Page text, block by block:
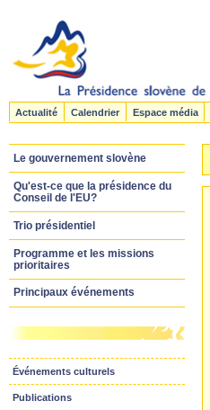
Actualité Calendrier Espace média
Le gouvernement slovène
Qu'est-ce que la présidence du
Conseil de l'EU?
Trio présidentiel
Programme et les missions
prioritaires
Principaux événements
Événements culturels
Publications